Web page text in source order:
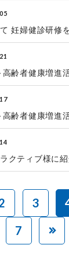
妊婦健診研修
齢者健康増進
齢者健康増進
クティブ様に
3
7